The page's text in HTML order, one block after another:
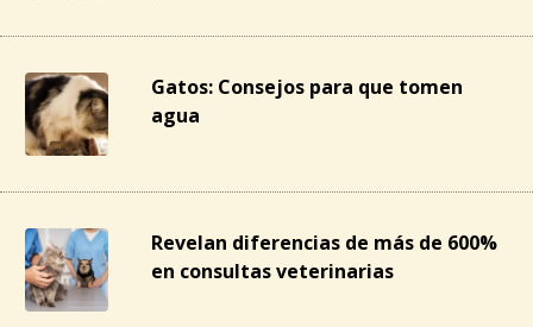
Gatos: Consejos para que tomen
agua
Revelan diferencias de más de 600%
en consultas veterinarias